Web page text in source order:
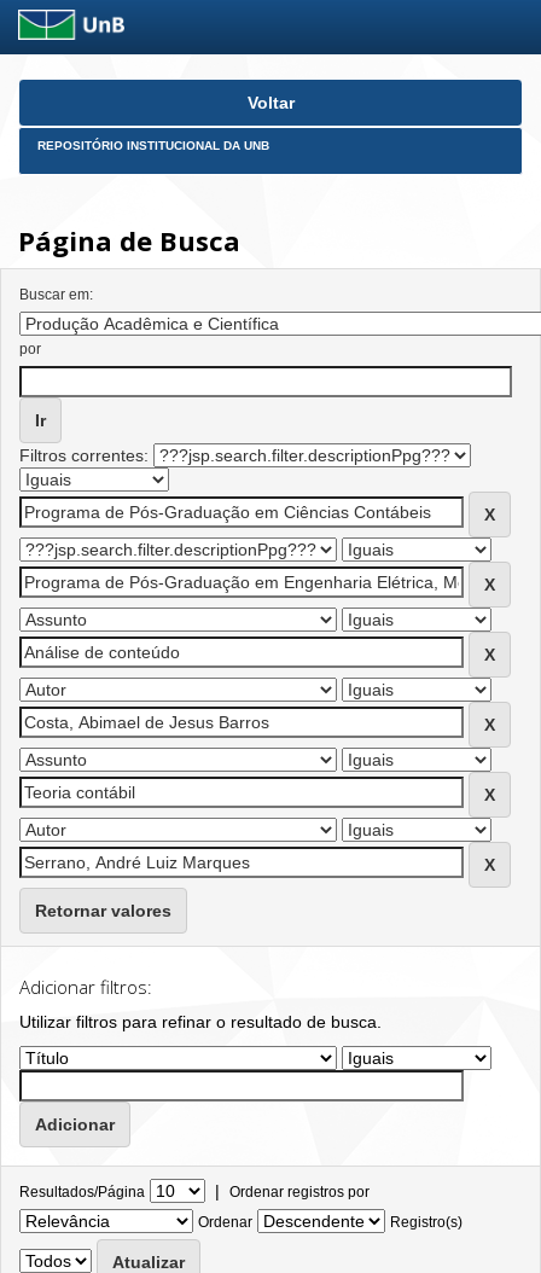
Skip
Voltar
REPOSITÓRIO INSTITUCIONAL DA UNB
Página de Busca
Buscar em:
por
Filtros correntes:
Retornar valores
Adicionar filtros:
Utilizar filtros para refinar o resultado de busca.
Resultados/Página | Ordenar registros por
Ordenar
Registro(s)